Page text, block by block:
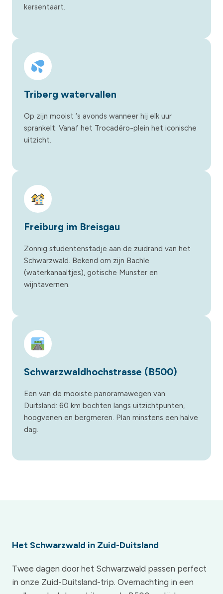
kersentaart.
Triberg watervallen
Op zijn mooist ‘s avonds wanneer hij elk uur
sprankelt. Vanaf het Trocadéro-plein het iconische
uitzicht.
Freiburg im Breisgau
Zonnig studentenstadje aan de zuidrand van het
Schwarzwald. Bekend om zijn Bachle
(waterkanaaltjes), gotische Munster en
wijntavernen.
Schwarzwaldhochstrasse (B500)
Een van de mooiste panoramawegen van
Duitsland: 60 km bochten langs uitzichtpunten,
hoogvenen en bergmeren. Plan minstens een halve
dag.
Het Schwarzwald in Zuid-Duitsland
Twee dagen door het Schwarzwald passen perfect
in onze Zuid-Duitsland-trip. Overnachting in een